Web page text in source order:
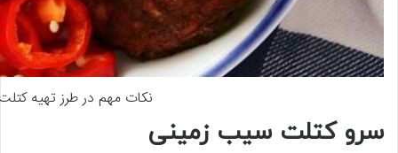
نکات مهم در طرز تهیه
سرو کتلت سیب زمینی